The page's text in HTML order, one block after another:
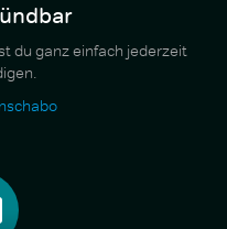
du ganz einfach jederzeit